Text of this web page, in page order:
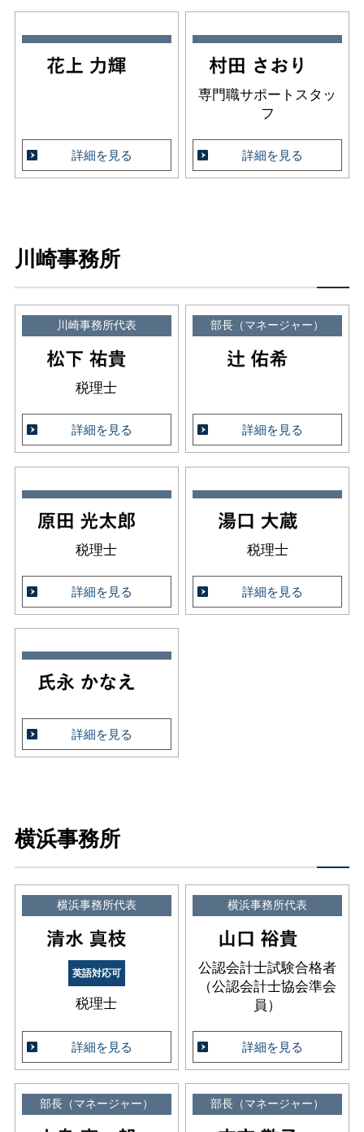
詳細を見る
専門職サポートスタッ
フ
詳細を見る
川崎事務所
川崎事務所代表
税理士
詳細を見る
部長（マネージャー）
詳細を見る
税理士
詳細を見る
税理士
詳細を見る
詳細を見る
横浜事務所
横浜事務所代表
英語対応可
税理士
詳細を見る
横浜事務所代表
公認会計士試験合格者
（公認会計士協会準会
員）
詳細を見る
部長（マネージャー） 部長（マネージャー）